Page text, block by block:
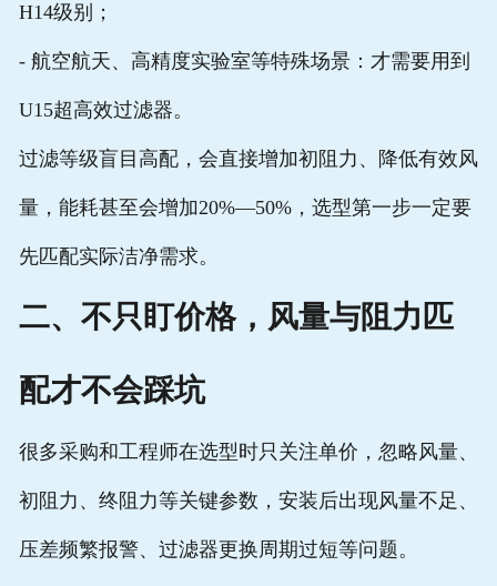
H14级别；
- 航空航天、高精度实验室等特殊场景：才需要用到
U15超高效过滤器。
过滤等级盲目高配，会直接增加初阻力、降低有效风
量，能耗甚至会增加20%—50%，选型第一步一定要
先匹配实际洁净需求。
二、不只盯价格，风量与阻力匹
配才不会踩坑
很多采购和工程师在选型时只关注单价，忽略风量、
初阻力、终阻力等关键参数，安装后出现风量不足、
压差频繁报警、过滤器更换周期过短等问题。